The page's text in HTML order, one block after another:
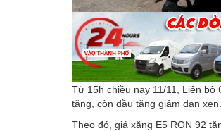
Từ 15h chiều nay 11/11, Liên
tăng, còn dầu tăng giảm đan xen.
Theo đó, giá xăng E5 RON 92